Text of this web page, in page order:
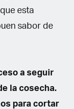
esta
sabor de
a seguir
la cosecha.
para cortar